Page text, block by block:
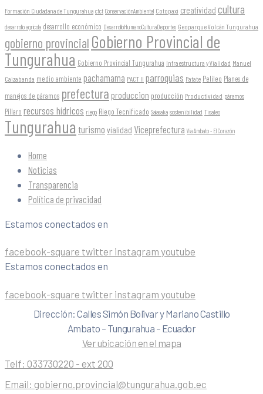
Formación Ciudadana de Tungurahua cfct ConservaciónAmbiental Cotopaxi creatividad cultura
desarrollo agrícola desarrollo económico DesarrolloHumanoCulturaDeportes Geoparque Volcán Tungurahua
gobierno provincial Gobierno Provincial de
Tungurahua Gobierno Provincial Tungurahua Infraestructura y Vialidad Manuel
Caizabanda medio ambiente pachamama PACT II parroquias Patate Pelileo Planes de
manejos de páramos prefectura produccion producción Productividad páramos
Píllaro recursos hídricos riego Riego Tecnificado Salasaka sostenibilidad Tisaleo
Tungurahua turismo vialidad Viceprefectura Vía Ambato - El Corazón
Home
Noticias
Transparencia
Política de privacidad
Estamos conectados en
facebook-square twitter instagram youtube
Estamos conectados en
facebook-square twitter instagram youtube
Dirección: Calles Simón Bolivar y Mariano Castillo
Ambato – Tungurahua – Ecuador
Ver ubicación en el mapa
Telf: 033730220 - ext 200
Email: gobierno.provincial@tungurahua.gob.ec